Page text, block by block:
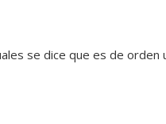
se dice que es de orden